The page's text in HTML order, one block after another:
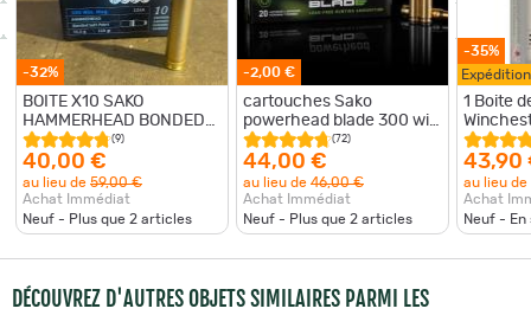
-32%
BOITE X10 SAKO
HAMMERHEAD BONDED
SOFT POINT 300WIN MAG
220GR
(9)
40,00 €
au lieu de 59,00 €
Achat Immédiat
Neuf - Plus que 2 articles
-2,00 €
cartouches Sako
powerhead blade 300 win
mag 170 grs 11g
(72)
44,00 €
au lieu de 46,00 €
Achat Immédiat
Neuf - Plus que 2 articles
-35%
1 Boite
Power
43,90
au lieu de
Achat
Neuf - En
DÉCOUVREZ D'AUTRES OBJETS SIMILAIRES PARMI LES